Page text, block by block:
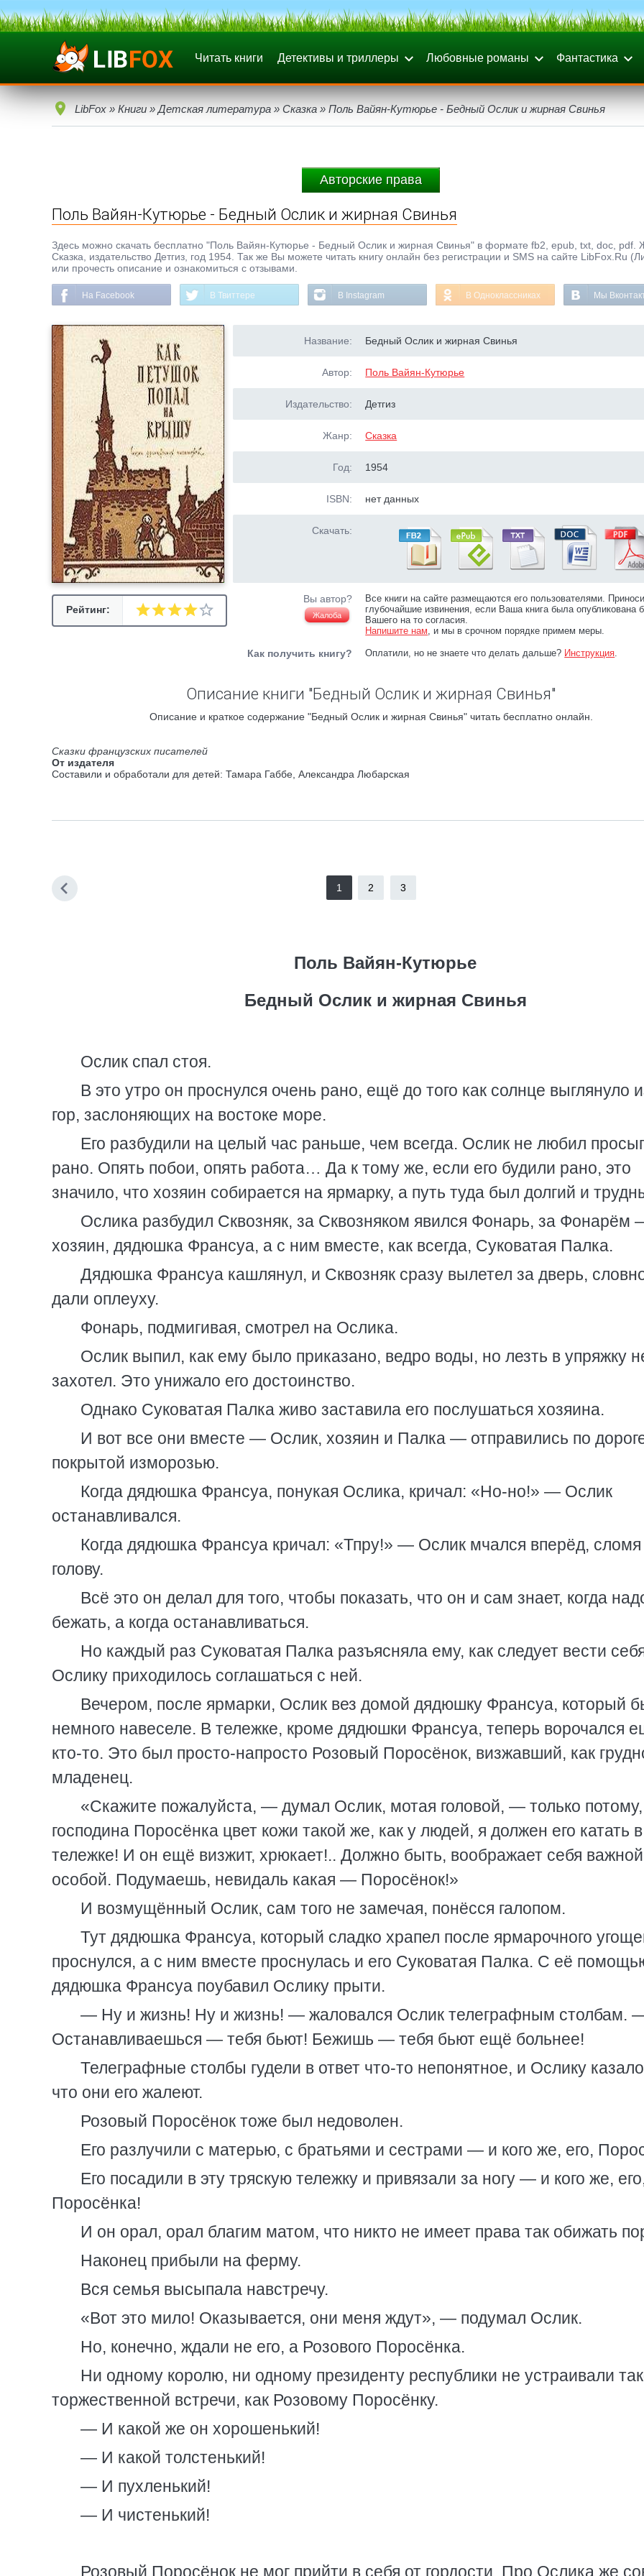
Читать книги Детективы и триллеры Любовные романы Фантастика
LibFox » Книги » Детская литература » Сказка » Поль Вайян-Кутюрье - Бедный Ослик и жирная Свинья
Авторские права
Поль Вайян-Кутюрье - Бедный Ослик и жирная Свинья
Здесь можно скачать бесплатно "Поль Вайян-Кутюрье - Бедный Ослик и жирная Свинья" в формате fb2, epub, txt, doc, pdf.
Сказка, издательство Детгиз, год 1954. Так же Вы можете читать книгу онлайн без регистрации и SMS на сайте LibFox.Ru
или прочесть описание и ознакомиться с отзывами.
На Facebook В Твиттере В Instagram В Одноклассниках Мы
Рейтинг:
Название: Бедный Ослик и жирная Свинья
Автор: Поль Вайян-Кутюрье
Издательство: Детгиз
Жанр: Сказка
Год: 1954
ISBN: нет данных
Скачать:
Вы автор?
Жалоба
Все книги на сайте размещаются его пользователями.
глубочайшие извинения, если Ваша книга была опубликована
Вашего на то согласия.
Напишите нам, и мы в срочном порядке примем меры.
Как получить книгу? Оплатили, но не знаете что делать дальше? Инструкция.
Описание книги "Бедный Ослик и жирная Свинья"
Описание и краткое содержание "Бедный Ослик и жирная Свинья" читать бесплатно онлайн.
Сказки французских писателей
От издателя
Составили и обработали для детей: Тамара Габбе, Александра Любарская
1 2 3
Поль Вайян-Кутюрье
Бедный Ослик и жирная Свинья
Ослик спал стоя.
В это утро он проснулся очень рано, ещё до того как солнце выглянуло
гор, заслоняющих на востоке море.
Его разбудили на целый час раньше, чем всегда. Ослик не любил
рано. Опять побои, опять работа… Да к тому же, если его будили рано, это
значило, что хозяин собирается на ярмарку, а путь туда был долгий и
Ослика разбудил Сквозняк, за Сквозняком явился Фонарь, за Фонарём
хозяин, дядюшка Франсуа, а с ним вместе, как всегда, Суковатая Палка.
Дядюшка Франсуа кашлянул, и Сквозняк сразу вылетел за дверь,
дали оплеуху.
Фонарь, подмигивая, смотрел на Ослика.
Ослик выпил, как ему было приказано, ведро воды, но лезть в упряжку
захотел. Это унижало его достоинство.
Однако Суковатая Палка живо заставила его послушаться хозяина.
И вот все они вместе — Ослик, хозяин и Палка — отправились по
покрытой изморозью.
Когда дядюшка Франсуа, понукая Ослика, кричал: «Но-но!» — Ослик
останавливался.
Когда дядюшка Франсуа кричал: «Тпру!» — Ослик мчался вперёд, сломя
голову.
Всё это он делал для того, чтобы показать, что он и сам знает, когда
бежать, а когда останавливаться.
Но каждый раз Суковатая Палка разъясняла ему, как следует вести
Ослику приходилось соглашаться с ней.
Вечером, после ярмарки, Ослик вез домой дядюшку Франсуа, который
немного навеселе. В тележке, кроме дядюшки Франсуа, теперь ворочался
кто-то. Это был просто-напросто Розовый Поросёнок, визжавший, как
младенец.
«Скажите пожалуйста, — думал Ослик, мотая головой, — только потому,
господина Поросёнка цвет кожи такой же, как у людей, я должен его катать в
тележке! И он ещё визжит, хрюкает!.. Должно быть, воображает себя важной
особой. Подумаешь, невидаль какая — Поросёнок!»
И возмущённый Ослик, сам того не замечая, понёсся галопом.
Тут дядюшка Франсуа, который сладко храпел после ярмарочного
проснулся, а с ним вместе проснулась и его Суковатая Палка. С её
дядюшка Франсуа поубавил Ослику прыти.
— Ну и жизнь! Ну и жизнь! — жаловался Ослик телеграфным столбам.
Останавливаешься — тебя бьют! Бежишь — тебя бьют ещё больнее!
Телеграфные столбы гудели в ответ что-то непонятное, и Ослику
что они его жалеют.
Розовый Поросёнок тоже был недоволен.
Его разлучили с матерью, с братьями и сестрами — и кого же, его,
Его посадили в эту тряскую тележку и привязали за ногу — и кого же,
Поросёнка!
И он орал, орал благим матом, что никто не имеет права так обижать
Наконец прибыли на ферму.
Вся семья высыпала навстречу.
«Вот это мило! Оказывается, они меня ждут», — подумал Ослик.
Но, конечно, ждали не его, а Розового Поросёнка.
Ни одному королю, ни одному президенту республики не устраивали
торжественной встречи, как Розовому Поросёнку.
— И какой же он хорошенький!
— И какой толстенький!
— И пухленький!
— И чистенький!
Розовый Поросёнок не мог прийти в себя от гордости. Про Ослика же